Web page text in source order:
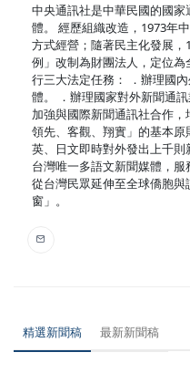
中央通訊社是中華民國的國
體。 經歷組織改造，1973年
方式經營；隨著民主化發展
例」改制為財團法人，定位
行三大法定任務： ．辦理國
體。 ．辦理國家對外新聞通
加強與國際新聞通訊社合作，
領先、客觀、翔實」的基本原
英、日文即時對外發出上千
台灣唯一多語文新聞媒體，
從台灣民眾延伸至全球僑胞
窗」。
精選新聞稿 最新新聞稿